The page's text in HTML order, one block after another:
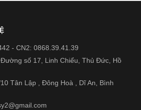
- CN2: 0868.39.41.39
số 17, Linh Chiểu, Thủ Đức, Hồ
Tân Lập , Đông Hoà , Dĩ An, Bình